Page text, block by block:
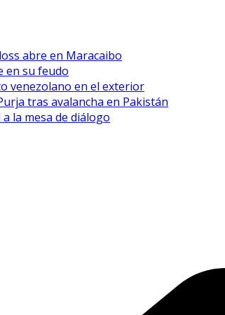
abre en Maracaibo
en su feudo
venezolano en el exterior
tras avalancha en Pakistán
la mesa de diálogo